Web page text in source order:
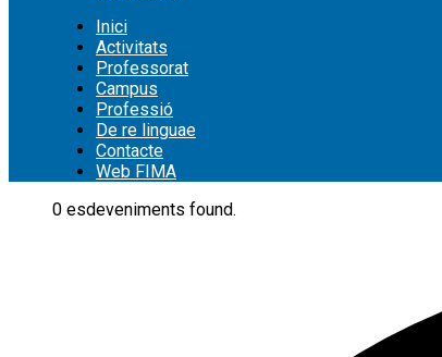
Inici
Activitats
Professorat
Campus
Professió
De re linguae
Contacte
Web FIMA
0 esdeveniments found.